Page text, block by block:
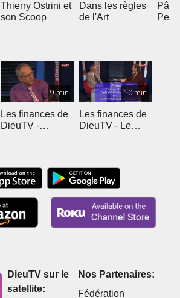
Thierry Ostrini et
son Scoop
Dans les règles
de l'Art
9 min
Les finances de
DieuTV -
10 min
Les finances de
DieuTV - Le
DieuTV sur le
satellite:
Nos Partenaires:
Fédération